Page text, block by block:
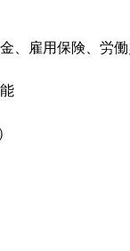
雇用保険、労働